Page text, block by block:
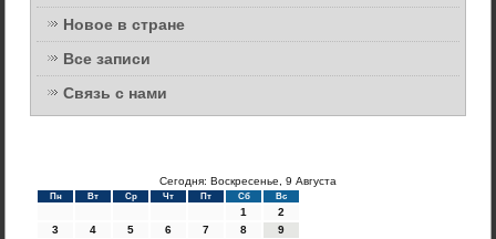
Новое в стране
Все записи
Связь с нами
Сегодня: Воскресенье, 9 Августа
Пн Вт Ср Чт Пт Сб Вс
1
2
3
4 5 6 7 8
9